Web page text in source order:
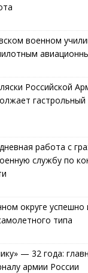
военном
Российской
гастрольный
работа с
службу по
округе успешно
типа
— 32 года:
армии России